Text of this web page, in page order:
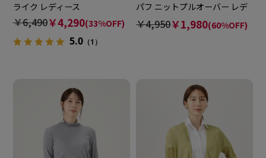
ライク レディース
￥6,490￥4,290(33%OFF)
5.0（1）
パフ ニットプルオーバー レデ
ィース
￥4,950￥1,980(60%OFF)